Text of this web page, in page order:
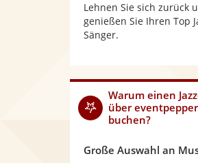
Lehnen Sie sich zurück
genießen Sie Ihren Top
Sänger.
Warum einen
über
buchen?
Große Auswahl an